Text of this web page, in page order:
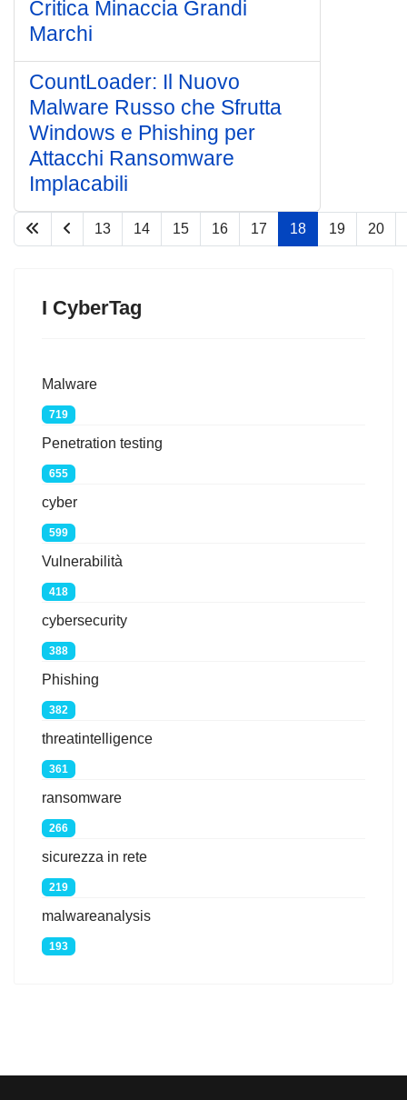
Critica Minaccia Grandi
Marchi
CountLoader: Il Nuovo
Malware Russo che Sfrutta
Windows e Phishing per
Attacchi Ransomware
Implacabili
Pagina 18 di 75
13 14 15 16 17 18 19 20
I CyberTag
Malware
719
Penetration testing
655
cyber
599
Vulnerabilità
418
cybersecurity
388
Phishing
382
threatintelligence
361
ransomware
266
sicurezza in rete
219
malwareanalysis
193